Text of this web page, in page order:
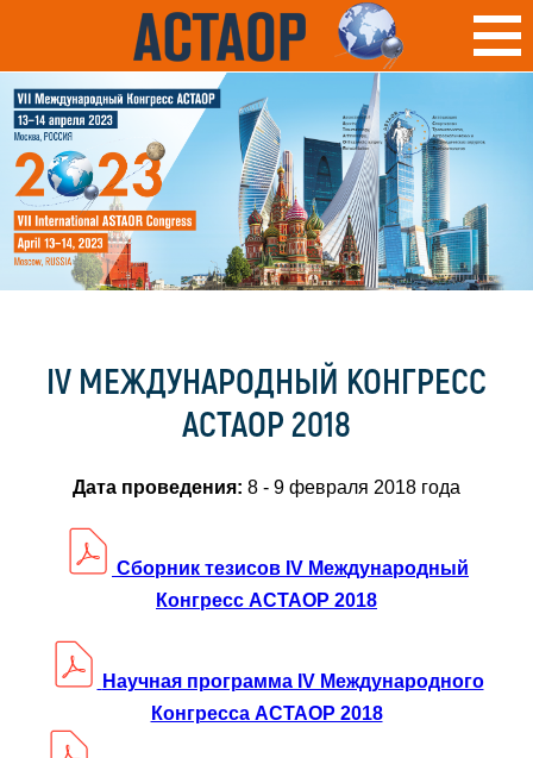
IV МЕЖДУНАРОДНЫЙ КОНГРЕСС
АСТАОР 2018
Дата проведения: 8 - 9 февраля 2018 года
Сборник тезисов IV Международный
Конгресс АСТАОР 2018
Научная программа IV Международного
Конгресса АСТАОР 2018